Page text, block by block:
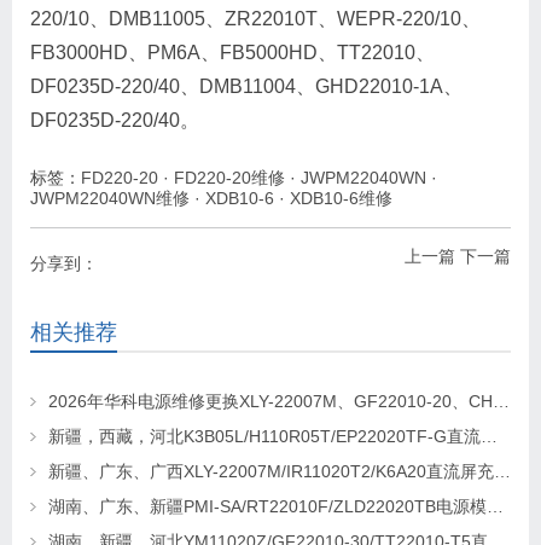
220/10、DMB11005、ZR22010T、WEPR-220/10、
FB3000HD、PM6A、FB5000HD、TT22010、
DF0235D-220/40、DMB11004、GHD22010-1A、
DF0235D-220/40。
标签： FD220-20 · FD220-20维修 · JWPM22040WN ·
JWPM22040WN维修 · XDB10-6 · XDB10-6维修
上一篇 下一篇
分享到：
相关推荐
2026年华科电源维修更换XLY-22007M、GF22010-20、CHR-22020直流屏充电模块
新疆，西藏，河北K3B05L/H110R05T/EP22020TF-G直流屏充电模块维修更换
新疆、广东、广西XLY-22007M/IR11020T2/K6A20直流屏充电模块维修更换
湖南、广东、新疆PMI-SA/RT22010F/ZLD22020TB电源模块维修更换